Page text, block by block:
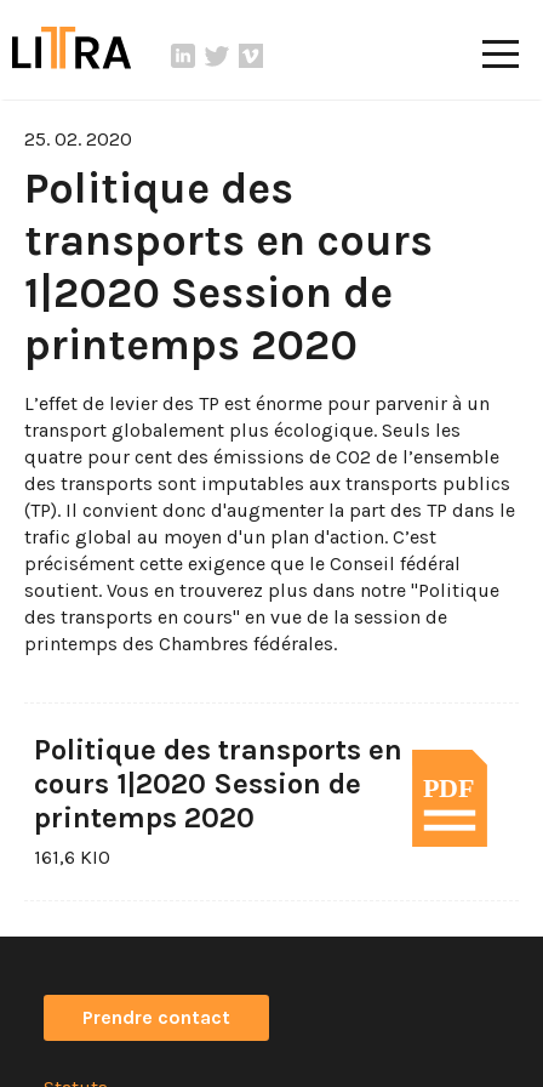
25. 02. 2020
Politique des
transports en cours
1|2020 Session de
printemps 2020
L’effet de levier des TP est énorme pour parvenir à un
transport globalement plus écologique. Seuls les
quatre pour cent des émissions de CO2 de l’ensemble
des transports sont imputables aux transports publics
(TP). Il convient donc d'augmenter la part des TP dans le
trafic global au moyen d'un plan d'action. C’est
précisément cette exigence que le Conseil fédéral
soutient. Vous en trouverez plus dans notre "Politique
des transports en cours" en vue de la session de
printemps des Chambres fédérales.
Politique des transports en
cours 1|2020 Session de
printemps 2020
161,6 KIO
Prendre contact